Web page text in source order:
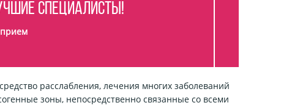
специалисты!
расслабления, лечения многих заболеваний
зоны, непосредственно связанные со всеми